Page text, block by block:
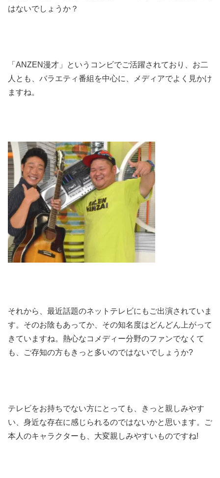
はないでしょうか？
「 ANZEN漫才」というコンビでご活躍されており、お二
人とも、バラエティ番組を中心に、メディアでよく見かけ
ますね。
それから、最近話題のネットテレビにもご出演されていま
す。そのお陰もあってか、その知名度はどんどん上がって
きていますね。熱心なコメディー分野のファンでなくて
も、ご存知の方もきっと多いのではないでしょうか?
テレビをお持ちでない方にとっても、きっと親しみやす
い、身近な存在に感じられるのではないかと思います。
ご
本人のキャラクターも、大変親しみやすいものですね!